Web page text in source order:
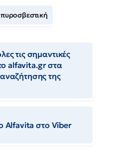
πυροσβεστική
τις σημαντικές
alfavita.gr στα
της
Αlfavita στο Viber